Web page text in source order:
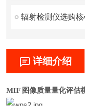
详细介绍
MIF 图像质量量化评估